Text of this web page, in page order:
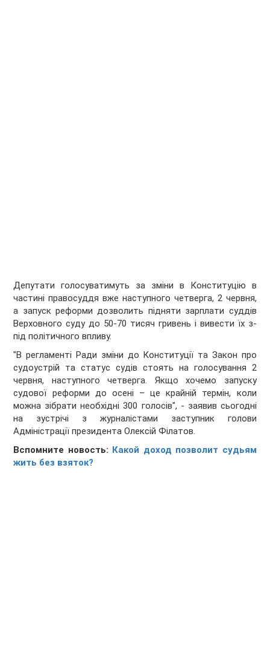
Депутати голосуватимуть за зміни в Конституцію в
частині правосуддя вже наступного четверга, 2 червня,
а запуск реформи дозволить підняти зарплати суддів
Верховного суду до 50-70 тисяч гривень і вивести їх з-
під політичного впливу.
"В регламенті Ради зміни до Конституції та Закон про
судоустрій та статус судів стоять на голосування 2
червня, наступного четверга. Якщо хочемо запуску
судової реформи до осені – це крайній термін, коли
можна зібрати необхідні 300 голосів", - заявив сьогодні
на зустрічі з журналістами заступник голови
Адміністрації президента Олексій Філатов.
Вспомните новость: Какой доход позволит судьям
жить без взяток?